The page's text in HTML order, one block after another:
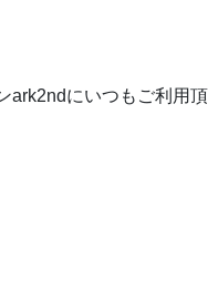
にいつもご利用